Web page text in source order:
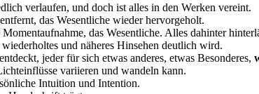
verlaufen, und doch ist alles in den Werken vereint.
das Wesentliche wieder hervorgeholt.
das Wesentliche. Alles dahinter
und näheres Hinsehen deutlich wird.
jeder für sich etwas anderes, etwas Besonderes,
variieren und wandeln kann.
Intuition und Intention.